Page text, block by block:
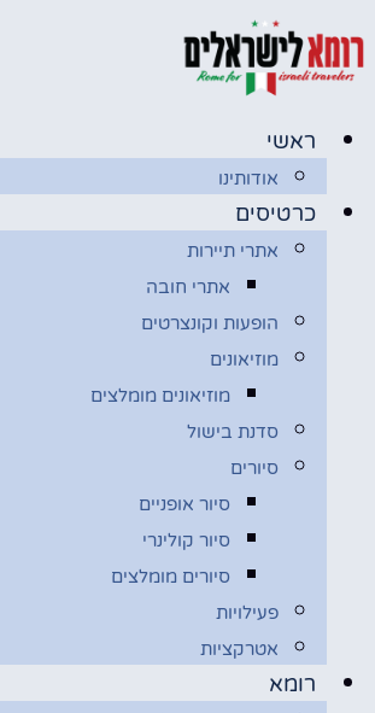
לתוכן
ראשי
אודותינו
כרטיסים
אתרי תיירות
אתרי חובה
הופעות וקונצרטים
מוזיאונים
מוזיאונים מומלצים
סדנת בישול
סיורים
סיור אופניים
סיור קולינרי
סיורים מומלצים
פעילויות
אטרקציות
רומא